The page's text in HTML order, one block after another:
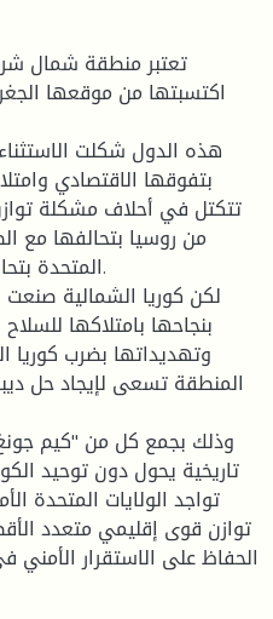
تعتبر منطقة شمال
اكتسبتها من موقعها
هذه الدول شكلت
بتفوقها الاقتصادي
تتكتل في أحلاف مشكلة
من روسيا بتحالفها مع
المتحدة
لكن كوريا الشمالية صنعت
بنجاحها بامتلاكها
وتهديداتها بضرب كوريا
المنطقة تسعى لإيجاد حل
وذلك بجمع كل من ''كيم
تاريخية يحول دون توحيد
تواجد الولايات المتحدة
توازن قوى إقليمي متعدد
الحفاظ على الاستقرار